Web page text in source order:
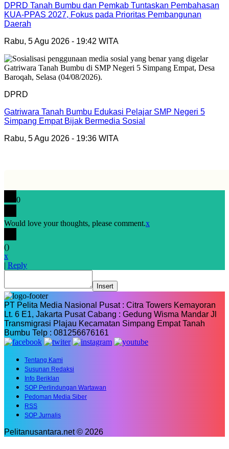
DPRD Tanah Bumbu dan Pemkab Tuntaskan Pembahasan
KUA-PPAS 2027, Fokus pada Prioritas Pembangunan
Daerah
Rabu, 5 Agu 2026 - 19:42 WITA
DPRD
Gatriwara Tanah Bumbu Edukasi Pelajar SMP Negeri 5
Simpang Empat Bijak Bermedia Sosial
Rabu, 5 Agu 2026 - 19:36 WITA
0
Would love your thoughts, please comment.x
()
x
| Reply
Insert
PT Pelita Media Nasional Pusat : Citra Towers Kemayoran
Lt. 6 E1, Jakarta Pusat Cabang : Gedung Wisma Mandar Jl
Transmigrasi Plajau Kecamatan Simpang Empat Tanah
Bumbu Telp : 081256676161
Tentang Kami
Susunan Redaksi
Info Beriklan
SOP Perlindungan Wartawan
Pedoman Media Siber
RSS
SOP Jurnalis
Pelitanusantara.net © 2026